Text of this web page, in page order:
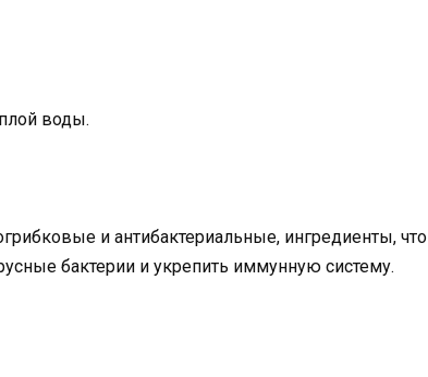
воды.
и антибактериальные, ингредиенты, что
бактерии и укрепить иммунную систему.